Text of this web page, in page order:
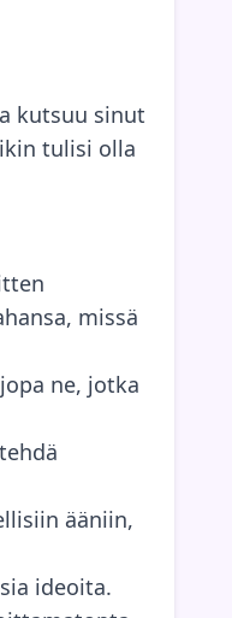
kutsuu sinut
tulisi olla
missä
ne, jotka
ääniin,
ideoita.